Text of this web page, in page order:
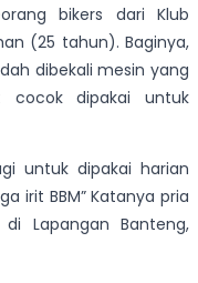
bikers dari Klub
(25 tahun). Baginya,
dibekali mesin yang
cocok dipakai untuk
untuk dipakai harian
irit BBM” Katanya pria
di Lapangan Banteng,